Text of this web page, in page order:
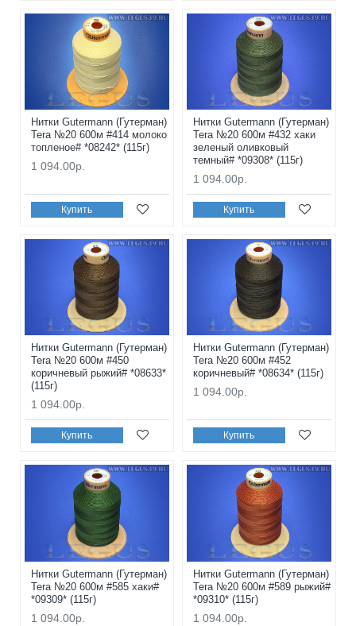
Нитки Gutermann (Гутерман)
Tera №20 600м #414 молоко
топленое# *08242* (115г)
1 094.00р.
Купить
Нитки Gutermann (Гутерман)
Tera №20 600м #432 хаки
зеленый оливковый
темный# *09308* (115г)
1 094.00р.
Купить
Нитки Gutermann (Гутерман)
Tera №20 600м #450
коричневый рыжий# *08633*
(115г)
1 094.00р.
Купить
Нитки Gutermann (Гутерман)
Tera №20 600м #452
коричневый# *08634* (115г)
1 094.00р.
Купить
Нитки Gutermann (Гутерман)
Tera №20 600м #585 хаки#
*09309* (115г)
1 094.00р.
Нитки Gutermann (Гутерман)
Tera №20 600м #589 рыжий#
*09310* (115г)
1 094.00р.